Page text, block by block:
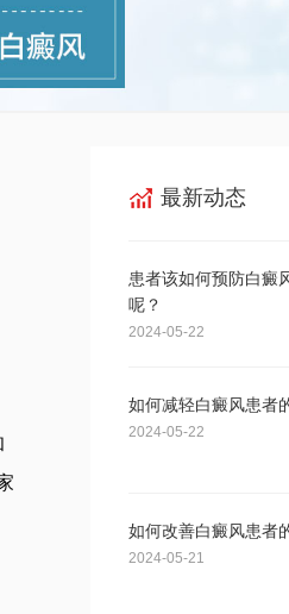
最新动态
患者该如何预防白癜
呢？
2024-05-22
如何减轻白癜风患者
2024-05-22
如何改善白癜风患者
2024-05-21